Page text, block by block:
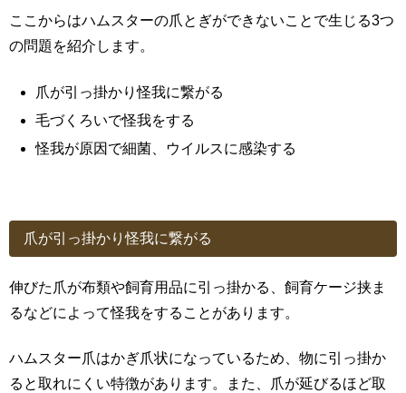
ここからはハムスターの爪とぎができないことで生じる3つ
の問題を紹介します。
爪が引っ掛かり怪我に繋がる
毛づくろいで怪我をする
怪我が原因で細菌、ウイルスに感染する
爪が引っ掛かり怪我に繋がる
伸びた爪が布類や飼育用品に引っ掛かる、飼育ケージ挟ま
るなどによって怪我をすることがあります。
ハムスター爪はかぎ爪状になっているため、物に引っ掛か
ると取れにくい特徴があります。また、爪が延びるほど取